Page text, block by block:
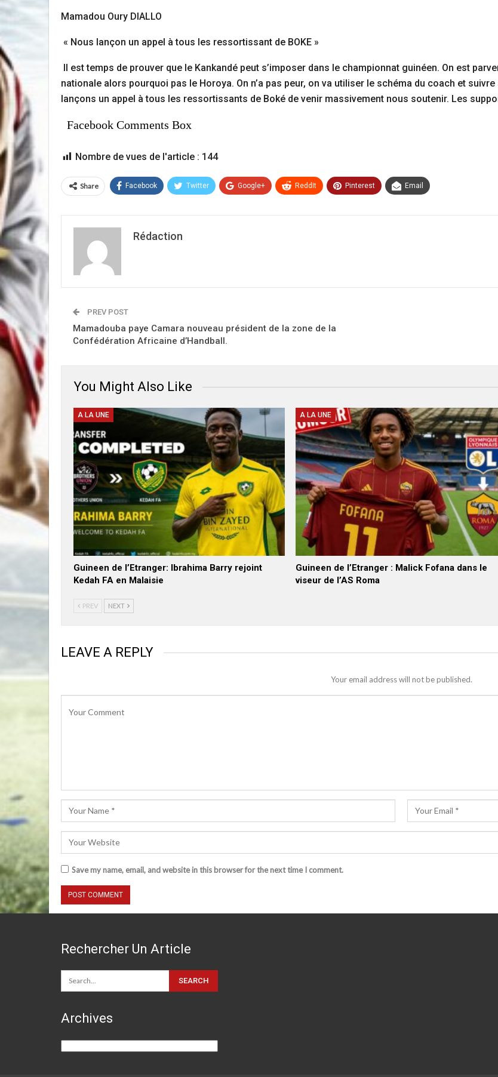
Mamadou Oury DIALLO
« Nous lançon un appel à tous les ressortissant de BOKE »
Il est temps de prouver que le Kankandé peut s’imposer dans le championnat guinéen. On est
nationale alors pourquoi pas le Horoya. On n’a pas peur, on va utiliser le schéma du coach et
lançons un appel à tous les ressortissants de Boké de venir massivement nous soutenir. Les
Facebook Comments Box
Nombre de vues de l'article : 144
Share Facebook Twitter Google+ ReddIt Pinterest Email
Rédaction
PREV POST
Mamadouba paye Camara nouveau président de la zone de la
Confédération Africaine d’Handball.
You Might Also Like
A LA UNE
Guineen de l’Etranger: Ibrahima Barry rejoint
Kedah FA en Malaisie
A LA UNE
Guineen de l’Etranger : Malick Fofana dans le
viseur de l’AS Roma
PREV NEXT
LEAVE A REPLY
Your email address will not be published.
Save my name, email, and website in this browser for the next time I comment.
Rechercher Un Article
Archives